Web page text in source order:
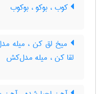
کوب ، بوکو ، بوکوب
میخ لق کن ، میله
لقا کن ، میله مدل‌کش